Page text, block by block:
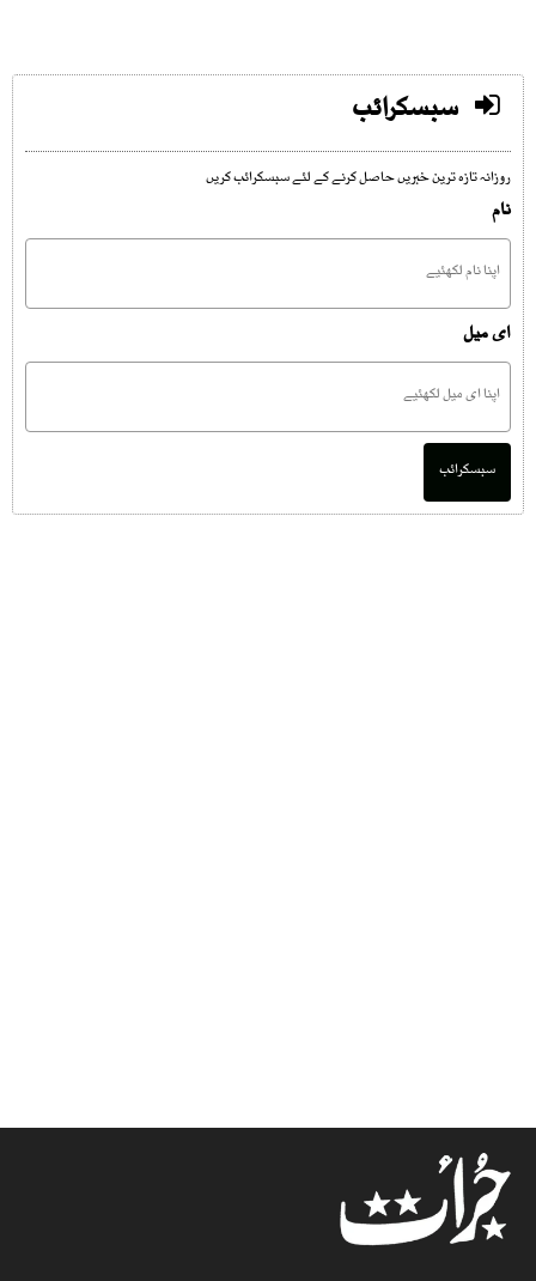
سبسکرائب
روزانہ تازہ ترین خبریں حاصل کرنے کے لئے سبسکرائب کریں
نام
ای میل
سبسکرائب